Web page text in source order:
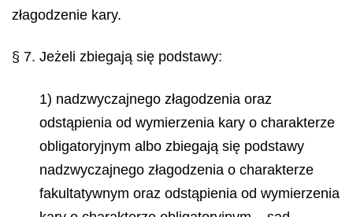
złagodzenie kary.
§ 7. Jeżeli zbiegają się podstawy:
1) nadzwyczajnego złagodzenia oraz
odstąpienia od wymierzenia kary o charakterze
obligatoryjnym albo zbiegają się podstawy
nadzwyczajnego złagodzenia o charakterze
fakultatywnym oraz odstąpienia od wymierzenia